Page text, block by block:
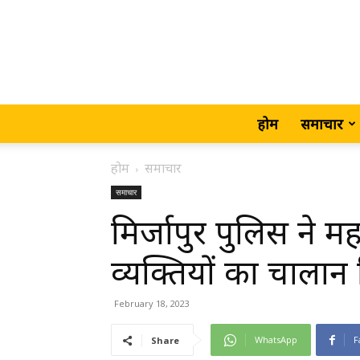
होम समाचार
होम समाचार
समाचार
मिर्जापुर पुलिस ने
व्यक्तियों का चालान
February 18, 2023
Share WhatsApp